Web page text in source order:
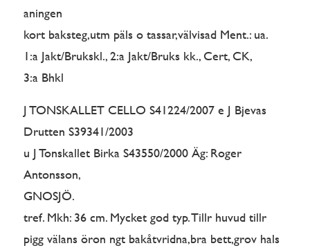
aningen
kort baksteg,utm päls o tassar,välvisad Ment.: ua.
1:a Jakt/Brukskl., 2:a Jakt/Bruks kk., Cert, CK,
3:a Bhkl
J TONSKALLET CELLO S41224/2007 e J Bjevas
Drutten S39341/2003
u J Tonskallet Birka S43550/2000 Äg: Roger
Antonsson,
GNOSJÖ.
tref. Mkh: 36 cm. Mycket god typ. Tillr huvud tillr
pigg välans öron ngt bakåtvridna,bra bett,grov hals